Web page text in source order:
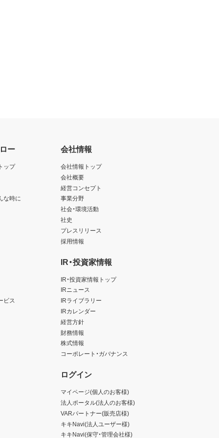
ー
ップ
な時に
ビス
会社情報
会社情報トップ
会社概要
経営コンセプト
事業分野
社会・環境活動
社史
プレスリリース
採用情報
IR・投資家情報
IR・投資家情報トップ
IRニュース
IRライブラリー
IRカレンダー
経営方針
財務情報
株式情報
コーポレート・ガバナンス
ログイン
マイページ(個人のお客様)
法人ポータル(法人のお客様)
VARパートナー(販売店様)
キキNavi(法人ユーザー様)
キキNavi(保守・管理会社様)